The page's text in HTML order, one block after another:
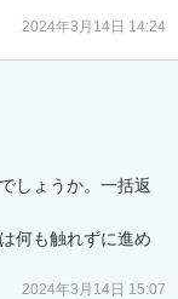
2024年3月14日 14:24
しょうか。一括返
何も触れずに進め
2024年3月14日 15:07